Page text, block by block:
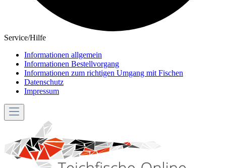
Service/Hilfe
Informationen allgemein
Informationen Bestellvorgang
Informationen zum richtigen Umgang mit Fischen
Datenschutz
Impressum